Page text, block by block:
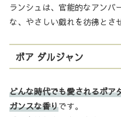
ランシュは、官能的なアンバ
な、やさしい戯れを彷彿とさ
ボア ダルジャン
どんな時代でも愛されるボア
ガンスな香りです。